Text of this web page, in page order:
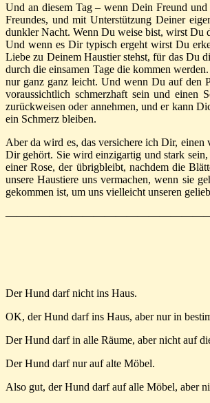
Und an diesem Tag – wenn Dein Freund
Freundes, und mit Unterstützung Deiner
dunkler Nacht. Wenn Du weise bist, wirst Du
Und wenn es Dir typisch ergeht wirst Du
Liebe zu Deinem Haustier stehst, für das Du
durch die einsamen Tage die kommen
nur ganz ganz leicht. Und wenn Du auf den
voraussichtlich schmerzhaft sein und einen
zurückweisen oder annehmen, und er kann
ein Schmerz bleiben.
Aber da wird es, das versichere ich Dir,
Dir gehört. Sie wird einzigartig und stark
einer Rose, der übrigbleibt, nachdem die
unsere Haustiere uns vermachen, wenn sie
gekommen ist, um uns vielleicht unseren
Der Hund darf nicht ins Haus.
OK, der Hund darf ins Haus, aber nur in
Der Hund darf in alle Räume, aber nicht auf
Der Hund darf nur auf alte Möbel.
Also gut, der Hund darf auf alle Möbel, aber